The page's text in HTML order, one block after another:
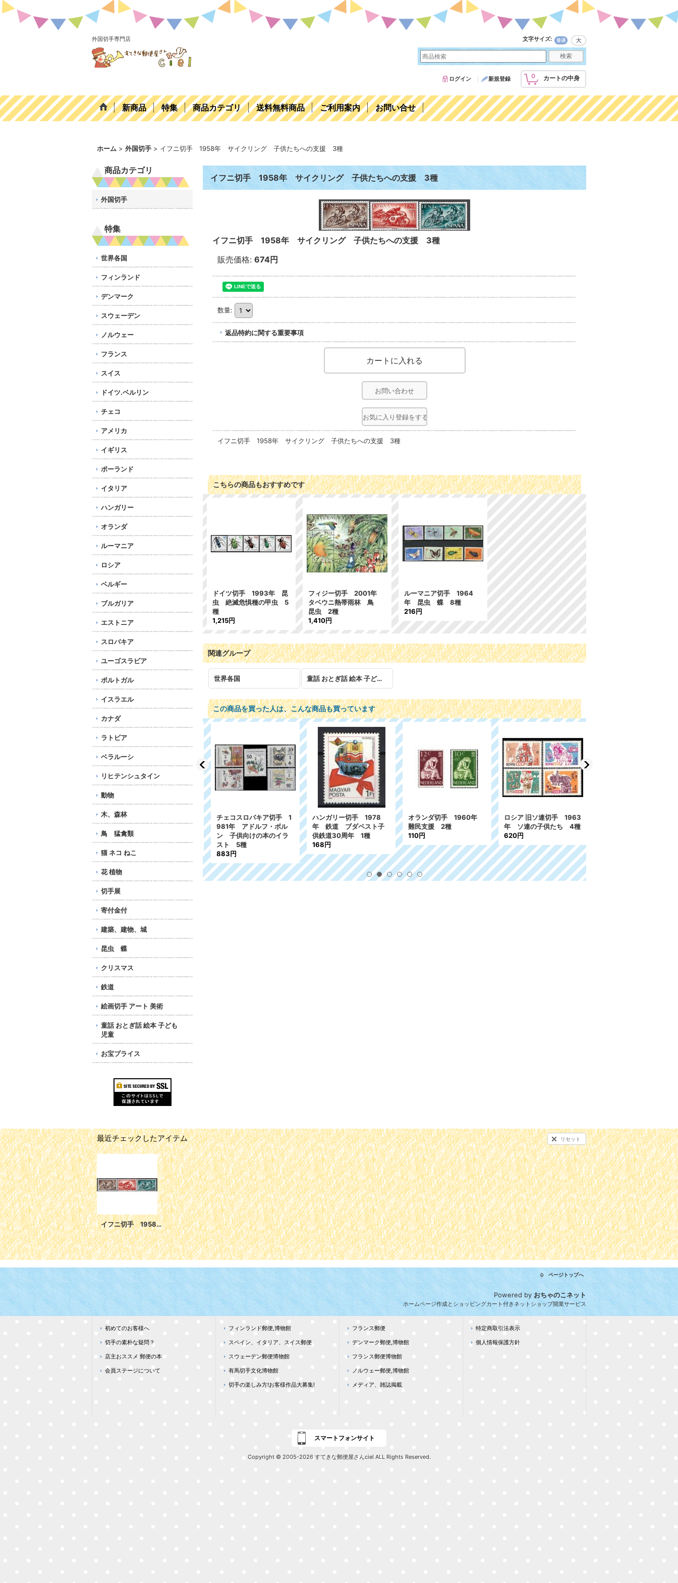
外国切手専門店 文字サイズ:
0 カートの中身
ログイン 新規登録
新商品 特集 商品カテゴリ 送料無料商品 ご利用案内 お問い合せ
ホーム > 外国切手 > イフニ切手 1958年 サイクリング 子供たちへの支援 3種
商品カテゴリ
外国切手
特集
世界各国
フィンランド
デンマーク
スウェーデン
ノルウェー
フランス
スイス
ドイツ.ベルリン
チェコ
アメリカ
イギリス
ポーランド
イタリア
ハンガリー
オランダ
ルーマニア
ロシア
ベルギー
ブルガリア
エストニア
スロバキア
ユーゴスラビア
ポルトガル
イスラエル
カナダ
ラトビア
ベラルーシ
リヒテンシュタイン
動物
木、森林
鳥 猛禽類
猫 ネコ ねこ
花 植物
切手展
寄付金付
建築、建物、城
昆虫 蝶
クリスマス
鉄道
絵画切手 アート 美術
童話 おとぎ話 絵本 子ども
児童
お宝プライス
イフニ切手 1958年 サイクリング 子供たちへの支援 3種
イフニ切手 1958年 サイクリング 子供たちへの支援 3種
販売価格: 674円
数量:
返品特約に関する重要事項
お問い合わせ
お気に入り登録をする
イフニ切手 1958年 サイクリング 子供たちへの支援 3種
こちらの商品もおすすめです
ドイツ切手 1993年 昆
虫 絶滅危惧種の甲虫 5
種
1,215円
フィジー切手 2001年
タベウニ熱帯雨林 鳥
昆虫 2種
1,410円
ルーマニア切手 1964
年 昆虫 蝶 8種
216円
関連グループ
世界各国 童話 おとぎ話 絵本 子ども 児童
この商品を買った人は、こんな商品も買っています
ハンガリー切手 1978
年 鉄道 ブダペスト子
供鉄道30周年 1種
168円
オランダ切手 1960年
難民支援 2種
110円
ロシア 旧ソ連切手 1963
年 ソ連の子供たち 4種
620円
ハンガリー切手 2000
年 切手の日 2種
280円
ニュージーランド切手 1
955年 子供 3種
540円
最近チェックしたアイテム リセット
イフニ切手 1958年 サイクリング 子供たちへの支援 3種
ページトップへ
Powered byおちゃのこネット
ホームページ作成とショッピングカート付きネットショップ開業サービス
初めてのお客様へ
切手の素朴な疑問？
店主おススメ 郵便の本
会員ステージについて
フィンランド郵便,博物館
スペイン、イタリア、スイス郵便
スウェーデン郵便博物館
有馬切手文化博物館
切手の楽しみ方!お客様作品大募集!
フランス郵便
デンマーク郵便,博物館
フランス郵便博物館
ノルウェー郵便,博物館
メディア、雑誌掲載
特定商取引法表示
個人情報保護方針
スマートフォンサイト
Copyright © 2005-2026 すてきな郵便屋さんciel ALL Rights Reserved.